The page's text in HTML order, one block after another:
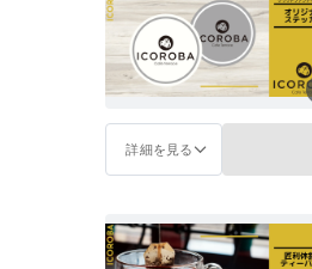
詳細を見る